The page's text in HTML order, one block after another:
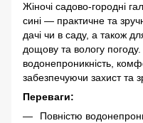
Жіночі садово-городні
сині — практичне та
дачі чи в саду, а також
дощову та вологу
водонепроникність,
забезпечуючи захист та
Переваги:
Повністю